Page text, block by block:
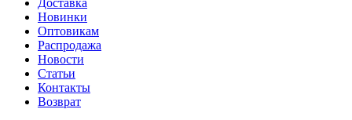
Доставка
Новинки
Оптовикам
Распродажа
Новости
Статьи
Контакты
Возврат